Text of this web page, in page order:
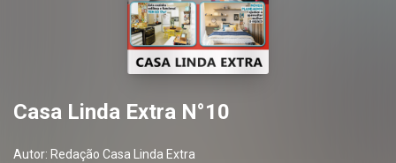
Casa Linda Extra N°10
Autor: Redação Casa Linda Extra